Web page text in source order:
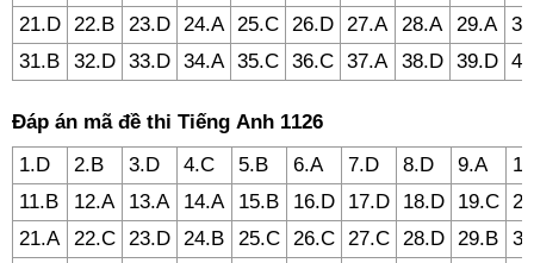
21.D 22.B 23.D 24.A 25.C 26.D 27.A 28.A 29.A
31.B
32.D 33.D 34.A 35.C 36.C 37.A 38.D 39.D
Đáp án mã đề thi Tiếng Anh 1126
1.D
2.B 3.D 4.C 5.B 6.A 7.D 8.D 9.A
11.B
12.A 13.A 14.A 15.B 16.D 17.D 18.D 19.C
21.A
22.C 23.D 24.B 25.C 26.C 27.C 28.D 29.B